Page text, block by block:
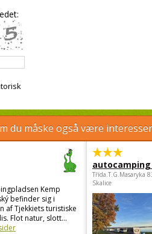
du måske også være
Kemp
befinder sig i
af Tjekkiets turistiske
Flot natur, slott...
autocamping
Třída.T.G.Masaryka
Skalice